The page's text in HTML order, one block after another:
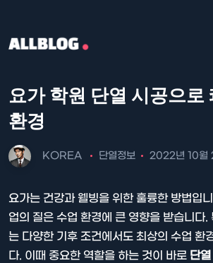
요가 학원 단열 시공으로
환경
KOREA 단열정보 2022년 10월
요가는 건강과 웰빙을 위한 훌륭한 방법입
업의 질은 수업 환경에 큰 영향을 받습니다.
는 다양한 기후 조건에서도 최상의 수업 환
다. 이때 중요한 역할을 하는 것이 바로 단